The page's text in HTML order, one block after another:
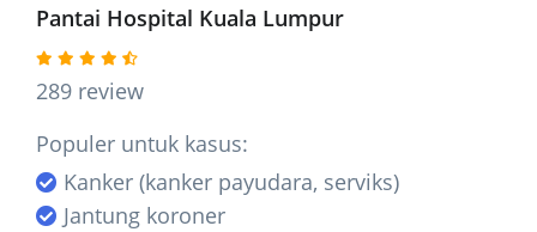
Pantai Hospital Kuala Lumpur
289 review
Populer untuk kasus:
Kanker (kanker payudara, serviks)
Jantung koroner